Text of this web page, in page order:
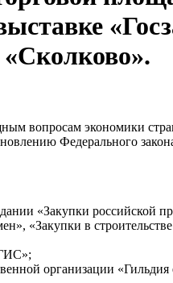
вопросам экономики
Федерального
«Закупки российской
«Закупки в
организации